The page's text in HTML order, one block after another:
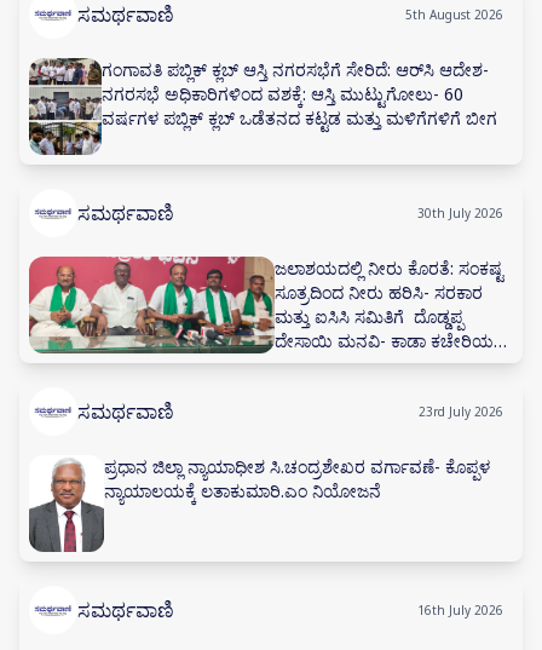
ಸಮರ್ಥವಾಣಿ 5th August 2026
ಗಂಗಾವತಿ ಪಬ್ಲಿಕ್ ಕ್ಲಬ್ ಆಸ್ತಿ ನಗರಸಭೆಗೆ ಸೇರಿದೆ: ಆರ್‌ಸಿ ಆದೇಶ-
ನಗರಸಭೆ ಅಧಿಕಾರಿಗಳಿಂದ ವಶಕ್ಕೆ: ಆಸ್ತಿ ಮುಟ್ಟುಗೋಲು- 60
ವರ್ಷಗಳ ಪಬ್ಲಿಕ್ ಕ್ಲಬ್ ಒಡೆತನದ ಕಟ್ಟಡ ಮತ್ತು ಮಳಿಗೆಗಳಿಗೆ ಬೀಗ
ಸಮರ್ಥವಾಣಿ 30th July 2026
ಜಲಾಶಯದಲ್ಲಿ ನೀರು ಕೊರತೆ: ಸಂಕಷ್ಟ
ಸೂತ್ರದಿಂದ ನೀರು ಹರಿಸಿ- ಸರಕಾರ
ಮತ್ತು ಐಸಿಸಿ ಸಮಿತಿಗೆ ದೊಡ್ಡಪ್ಪ
ದೇಸಾಯಿ ಮನವಿ- ಕಾಡಾ ಕಚೇರಿಯಲ್ಲಿ
ನೀರಾವರಿ ಸಲಹಾ ಸಮಿತಿ ಸಭೆ ನಡೆಸಲು
ಸಮರ್ಥವಾಣಿ 23rd July 2026
ಪ್ರಧಾನ ಜಿಲ್ಲಾ ನ್ಯಾಯಾಧೀಶ ಸಿ.ಚಂದ್ರಶೇಖರ ವರ್ಗಾವಣೆ- ಕೊಪ್ಪಳ
ನ್ಯಾಯಾಲಯಕ್ಕೆ ಲತಾಕುಮಾರಿ.ಎಂ ನಿಯೋಜನೆ
ಸಮರ್ಥವಾಣಿ 16th July 2026